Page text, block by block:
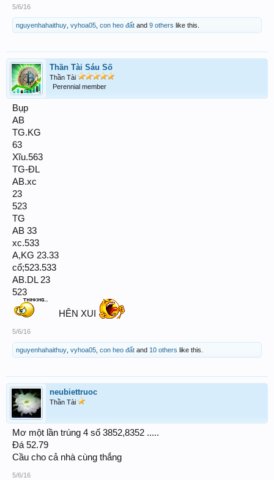
5/6/16
nguyenhahaithuy vyhoa05 con heo đất and 9 others like this.
Thần Tài Sáu Số
Thần Tài
Perennial member
Bụp
AB
TG.KG
63
Xĩu.563
TG-ĐL
AB.xc
23
523
TG
AB 33
xc.533
A,KG 23.33
cổ;523.533
AB.DL 23
523
HÊN XUI
5/6/16
nguyenhahaithuy vyhoa05 con heo đất and 10 others like this.
neubiettruoc
Thần Tài
Mơ một lần trúng 4 số 3852,8352 .....
Đá 52.79
Cầu cho cả nhà cùng thắng
5/6/16